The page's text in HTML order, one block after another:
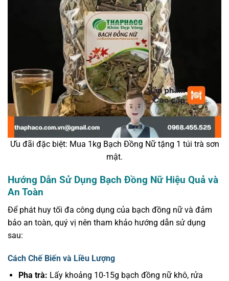
Ưu đãi đặc biệt: Mua 1kg Bạch Đồng Nữ tặng 1 túi trà sơn
mật.
Hướng Dẫn Sử Dụng Bạch Đồng Nữ Hiệu Quả và
An Toàn
Để phát huy tối đa công dụng của bạch đồng nữ và đảm
bảo an toàn, quý vị nên tham khảo hướng dẫn sử dụng
sau:
Cách Chế Biến và Liều Lượng
Pha trà: Lấy khoảng 10-15g bạch đồng nữ khô, rửa